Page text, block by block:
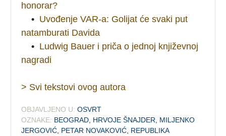
honorar?
• Uvođenje VAR-a: Golijat će svaki put
natamburati Davida
• Ludwig Bauer i priča o jednoj književnoj
nagradi
> Svi tekstovi ovog autora
OBJAVLJENO U: OSVRT
OZNAKE: BEOGRAD HRVOJE ŠNAJDER
MILJENKO
JERGOVIĆ PETAR NOVAKOVIĆ REPUBLIKA